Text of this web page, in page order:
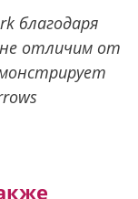
благодаря
не отличим от